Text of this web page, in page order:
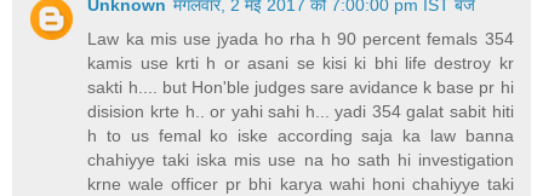
Unknown मंगलवार, 2 मई 2017 को 7:00:00 pm IST बजे
Law ka mis use jyada ho rha h 90 percent femals 354
kamis use krti h or asani se kisi ki bhi life destroy kr
sakti h.... but Hon'ble judges sare avidance k base pr hi
disision krte h.. or yahi sahi h... yadi 354 galat sabit hiti
h to us femal ko iske according saja ka law banna
chahiyye taki iska mis use na ho sath hi investigation
krne wale officer pr bhi karya wahi honi chahiyye taki